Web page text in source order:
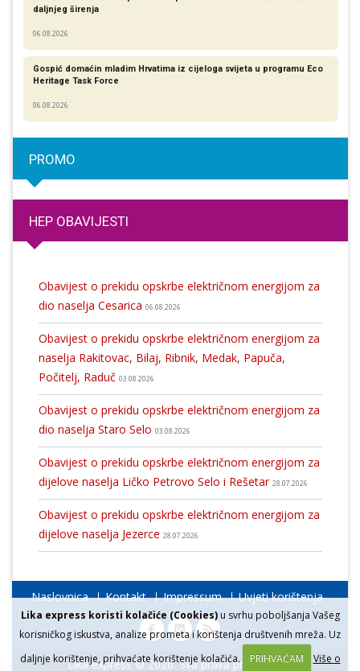
Lika express koristi kolačiće (Cookies)u svrhu poboljšanja Vašeg
korisničkog iskustva, analize prometa i korištenja društvenih mreža. Uz
daljnje korištenje, prihvaćate korištenje kolačića.
PRIHVAĆAM Više o
daljnjeg širenja
06.08.2026
Gospić domaćin mladim Hrvatima iz cijeloga svijeta u programu Eco
Heritage Task Force
06.08.2026
PROMO
HEP OBAVIJESTI
Obavijest o prekidu opskrbe električnom energijom za
dio naselja Cesarica 06.08.2026
Obavijest o prekidu opskrbe električnom energijom za
naselja Rakitovac, Bilaj, Ribnik, Medak, Papuča,
Počitelj, Raduč 03.08.2026
Obavijest o prekidu opskrbe električnom energijom za
dio naselja Staro Selo 03.08.2026
Obavijest o prekidu opskrbe električnom energijom za
dijelove naselja Ličko Petrovo Selo i Rešetar 28.07.2026
Obavijest o prekidu opskrbe električnom energijom za
dijelove naselja Jezerce 28.07.2026
Naslovnica Kontakt Impressum Uvjeti korištenja
Lika express © 2026. Sva prava pridržana.